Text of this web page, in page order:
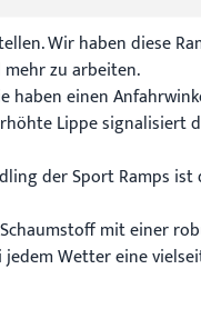
Wir haben diese
mehr zu arbeiten.
haben einen
Lippe signalisiert
der Sport Ramps
mit einer
Wetter eine